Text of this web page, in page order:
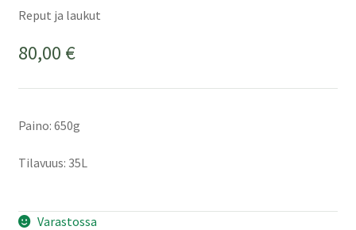
Reput ja laukut
80,00 €
Paino: 650g
Tilavuus: 35L
Varastossa